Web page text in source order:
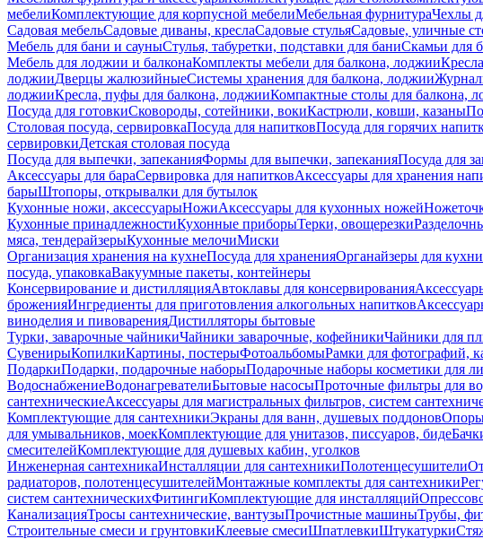
мебелиКомплектующие для корпусной мебелиМебельная фурнитураЧехлы
Садовая мебельСадовые диваны, креслаСадовые стульяСадовые, уличные
Мебель для бани и сауныСтулья, табуретки, подставки для баниСкамьи для
Мебель для лоджии и балконаКомплекты мебели для балкона, лоджии
лоджииДверцы жалюзийныеСистемы хранения для балкона, лоджии
лоджииКресла, пуфы для балкона, лоджииКомпактные столы для балкона,
Посуда для готовкиСковороды, сотейники, вокиКастрюли, ковши, казаны
Столовая посуда, сервировкаПосуда для напитковПосуда для горячих
сервировкиДетская столовая посуда
Посуда для выпечки, запеканияФормы для выпечки, запеканияПосуда для
Аксессуары для бараСервировка для напитковАксессуары для хранения
барыШтопоры, открывалки для бутылок
Кухонные ножи, аксессуарыНожиАксессуары для кухонных ножей
Кухонные принадлежностиКухонные приборыТерки, овощерезки
мяса, тендерайзерыКухонные мелочиМиски
Организация хранения на кухнеПосуда для храненияОрганайзеры для кухни
посуда, упаковкаВакуумные пакеты, контейнеры
Консервирование и дистилляцияАвтоклавы для консервирования
броженияИнгредиенты для приготовления алкогольных напитков
виноделия и пивоваренияДистилляторы бытовые
Турки, заварочные чайникиЧайники заварочные, кофейникиЧайники для
СувенирыКопилкиКартины, постерыФотоальбомыРамки для фотографий,
ПодаркиПодарки, подарочные наборыПодарочные наборы косметики для
ВодоснабжениеВодонагревателиБытовые насосыПроточные фильтры для
сантехническиеАксессуары для магистральных фильтров, систем
Комплектующие для сантехникиЭкраны для ванн, душевых поддонов
для умывальников, моекКомплектующие для унитазов, писсуаров, биде
смесителейКомплектующие для душевых кабин, уголков
Инженерная сантехникаИнсталляции для сантехникиПолотенцесушители
радиаторов, полотенцесушителейМонтажные комплекты для сантехники
систем сантехническихФитингиКомплектующие для инсталляций
КанализацияТросы сантехнические, вантузыПрочистные машиныТрубы,
Строительные смеси и грунтовкиКлеевые смесиШпатлевкиШтукатурки